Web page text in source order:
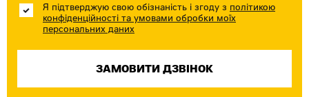
Я підтверджую свою обізнаність і згоду з політикою
конфіденційності та умовами обробки моїх
персональних даних